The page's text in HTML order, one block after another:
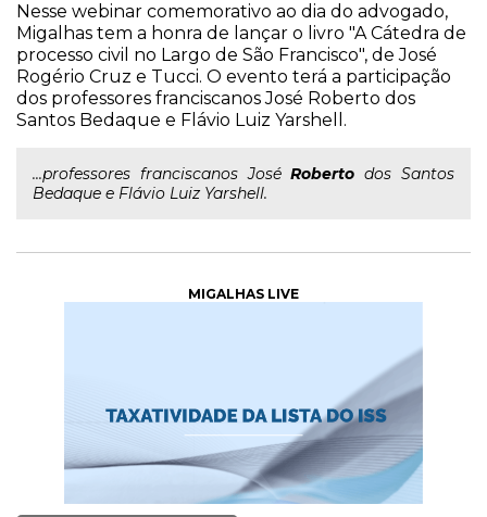
Nesse webinar comemorativo ao dia do advogado,
Migalhas tem a honra de lançar o livro "A Cátedra de
processo civil no Largo de São Francisco", de José
Rogério Cruz e Tucci. O evento terá a participação
dos professores franciscanos José Roberto dos
Santos Bedaque e Flávio Luiz Yarshell.
...professores franciscanos JoséRoberto dos Santos
Bedaque e Flávio Luiz Yarshell.
MIGALHAS LIVE